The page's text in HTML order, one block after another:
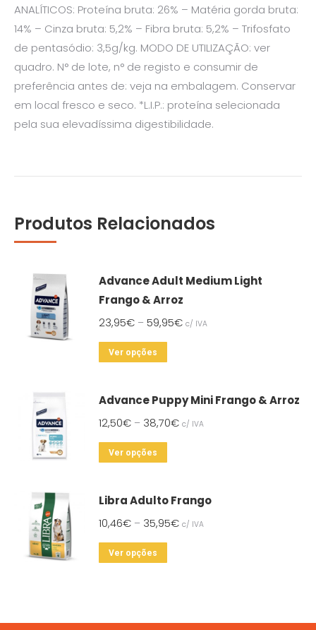
ANALÍTICOS: Proteína bruta: 26% – Matéria gorda bruta:
14% – Cinza bruta: 5,2% – Fibra bruta: 5,2% – Trifosfato
de pentasódio: 3,5g/kg. MODO DE UTILIZAÇÃO: ver
quadro. N° de lote, n° de registo e consumir de
preferência antes de: veja na embalagem. Conservar
em local fresco e seco. *L.I.P.: proteína selecionada
pela sua elevadíssima digestibilidade.
Produtos Relacionados
Advance Adult Medium Light
Frango & Arroz
23,95€ – 59,95€ c/ IVA
Ver opções
multiple
variants.
The
options
be
chosen
on
the
Advance Puppy Mini Frango & Arroz
12,50€ – 38,70€ c/ IVA
Ver opções
multiple
variants.
The
options
chosen
Libra Adulto Frango
10,46€ – 35,95€ c/ IVA
Ver opções